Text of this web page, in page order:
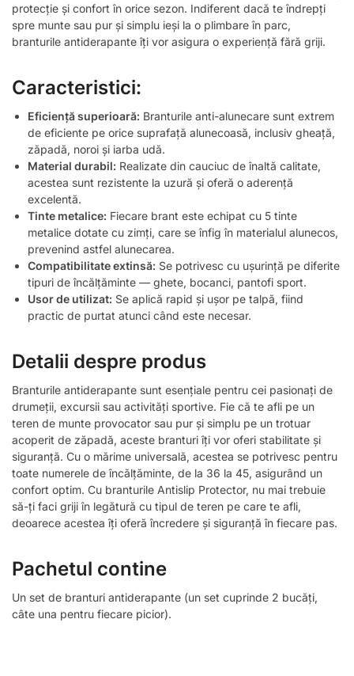
protecție și confort în orice sezon. Indiferent dacă te îndrepți
spre munte sau pur și simplu ieși la o plimbare în parc,
branturile antiderapante îți vor asigura o experiență fără griji.
Caracteristici:
Eficiență superioară: Branturile anti-alunecare sunt extrem
de eficiente pe orice suprafață alunecoasă, inclusiv gheață,
zăpadă, noroi și iarba udă.
Material durabil: Realizate din cauciuc de înaltă calitate,
acestea sunt rezistente la uzură și oferă o aderență
excelentă.
Tinte metalice: Fiecare brant este echipat cu 5 tinte
metalice dotate cu zimți, care se înfig în materialul alunecos,
prevenind astfel alunecarea.
Compatibilitate extinsă: Se potrivesc cu ușurință pe diferite
tipuri de încălțăminte — ghete, bocanci, pantofi sport.
Usor de utilizat: Se aplică rapid și ușor pe talpă, fiind
practic de purtat atunci când este necesar.
Detalii despre produs
Branturile antiderapante sunt esențiale pentru cei pasionați de
drumeții, excursii sau activități sportive. Fie că te afli pe un
teren de munte provocator sau pur și simplu pe un trotuar
acoperit de zăpadă, aceste branturi îți vor oferi stabilitate și
siguranță. Cu o mărime universală, acestea se potrivesc pentru
toate numerele de încălțăminte, de la 36 la 45, asigurând un
confort optim. Cu branturile Antislip Protector, nu mai trebuie
să-ți faci griji în legătură cu tipul de teren pe care te afli,
deoarece acestea îți oferă încredere și siguranță în fiecare pas.
Pachetul contine
Un set de branturi antiderapante (un set cuprinde 2 bucăți,
câte una pentru fiecare picior).